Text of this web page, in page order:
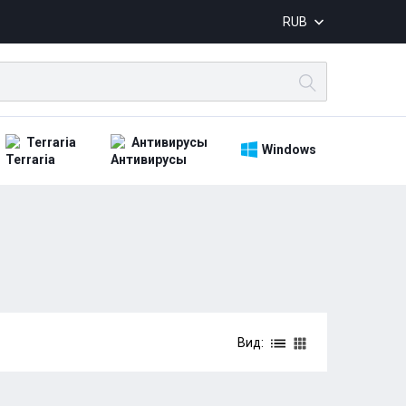
RUB
Terraria Антивирусы Windows
Вид: